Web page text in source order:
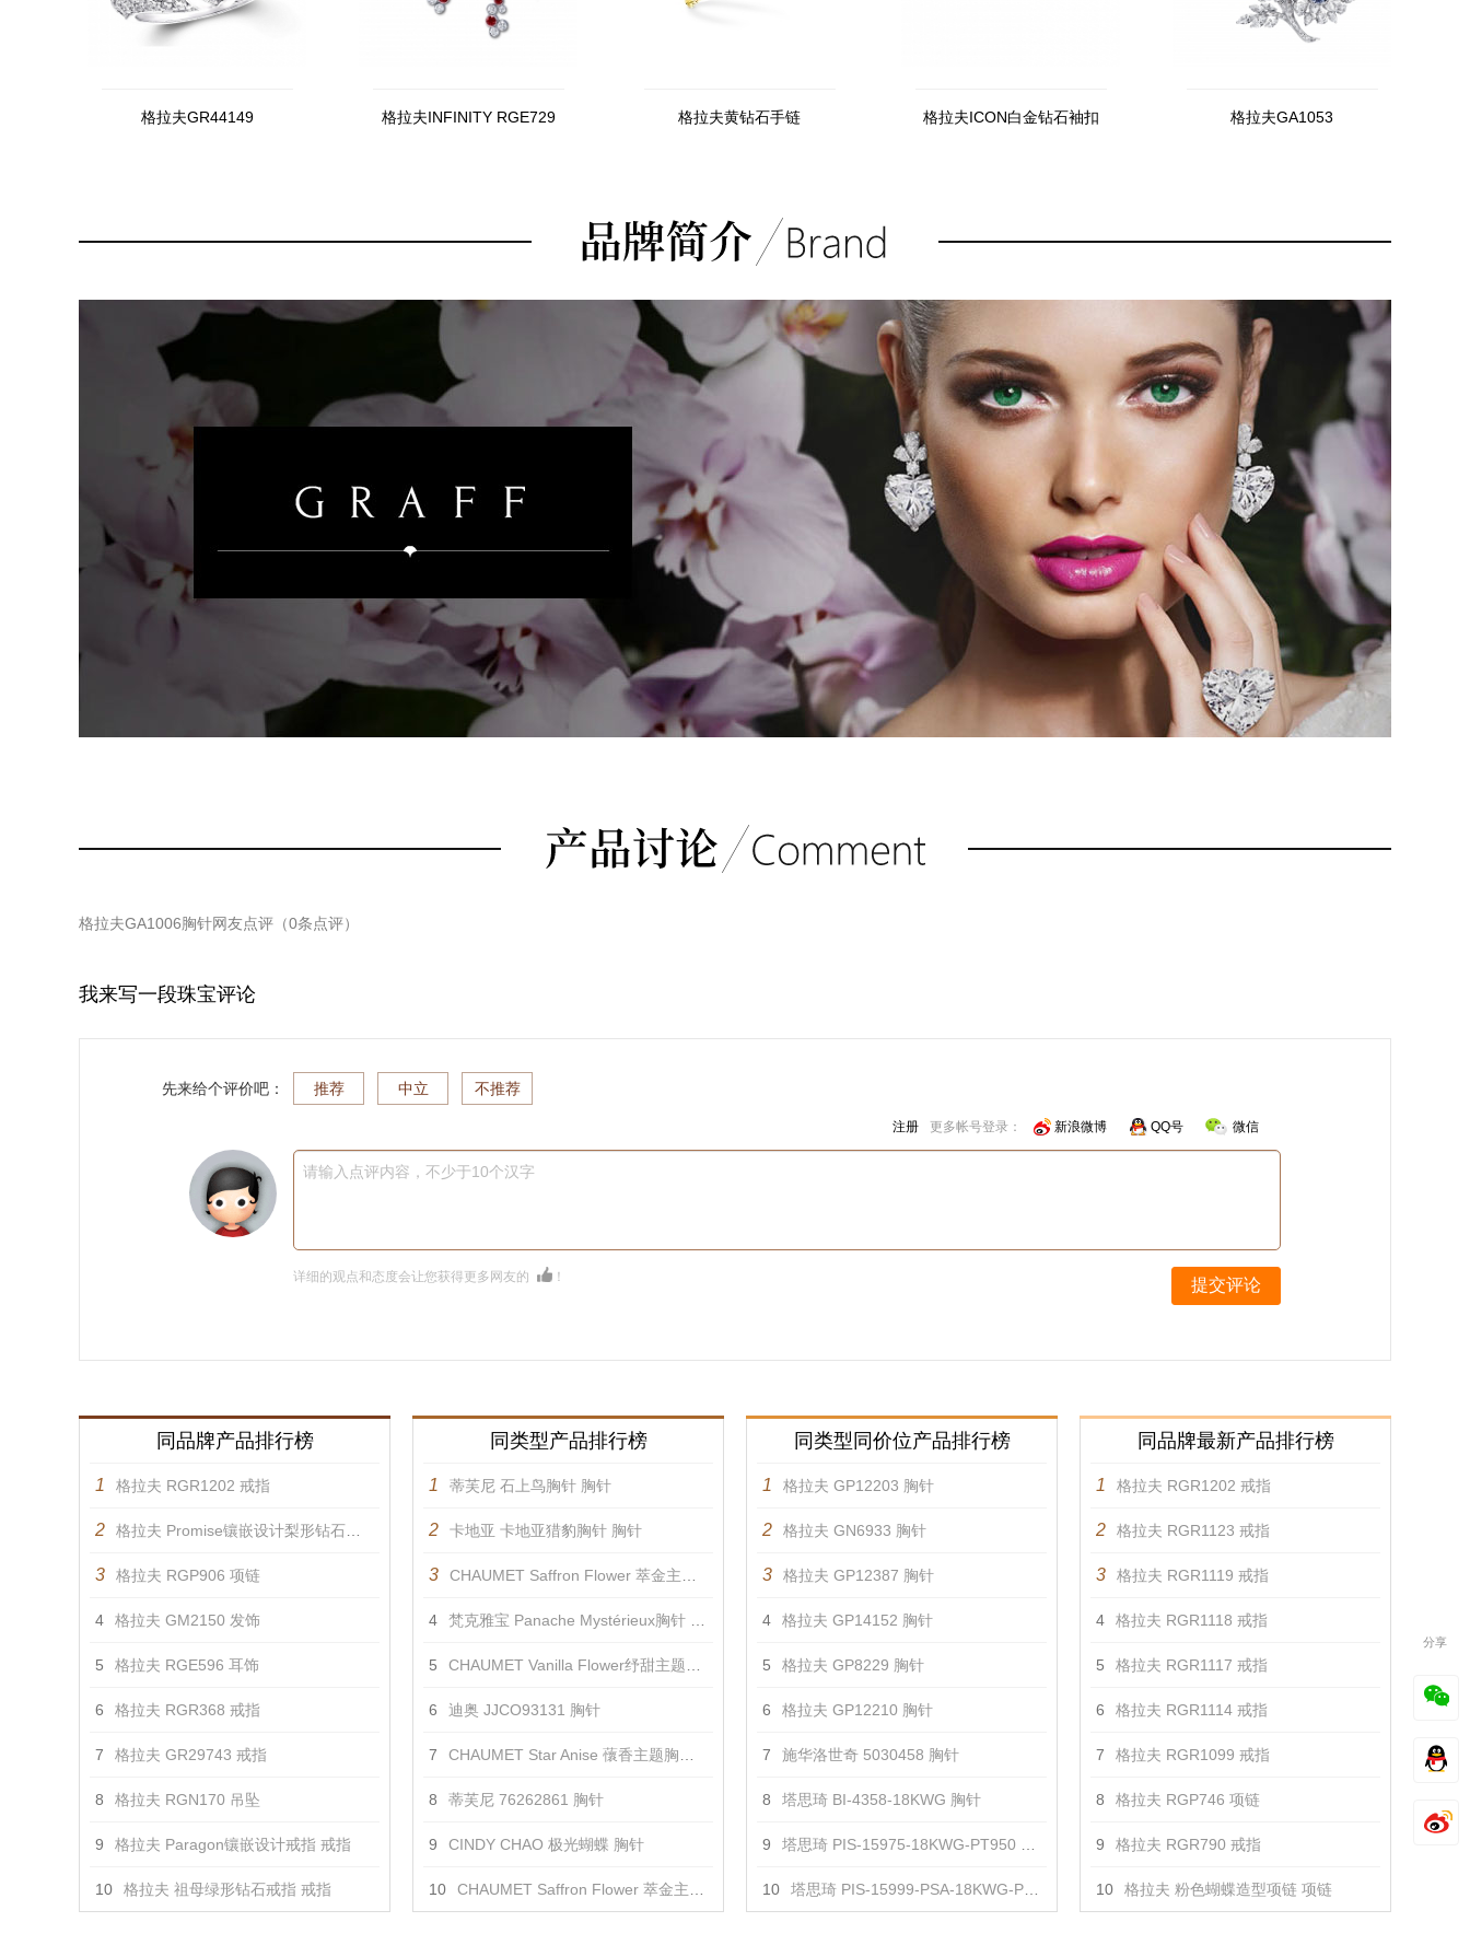
格拉夫GR44149 格拉夫INFINITY RGE729 格拉夫黄钻石手链 格拉夫ICON白金钻石袖扣 格拉夫GA1053
格拉夫GA1006胸针网友点评（0条点评）
我来写一段珠宝评论
先来给个评价吧： 推荐 中立 不推荐
注册 更多帐号登录： 新浪微博 QQ号 微信
请输入点评内容，不少于10个汉字
详细的观点和态度会让您获得更多网友的 ！ 提交评论
同品牌产品排行榜
1 格拉夫 RGR1202 戒指
2 格拉夫 Promise镶嵌设计梨形钻石戒指 戒指
3 格拉夫 RGP906 项链
4 格拉夫 GM2150 发饰
5 格拉夫 RGE596 耳饰
6 格拉夫 RGR368 戒指
7 格拉夫 GR29743 戒指
8 格拉夫 RGN170 吊坠
9 格拉夫 Paragon镶嵌设计戒指 戒指
10 格拉夫 祖母绿形钻石戒指 戒指
同类型产品排行榜
1 蒂芙尼 石上鸟胸针 胸针
2 卡地亚 卡地亚猎豹胸针 胸针
3 CHAUMET Saffron Flower 萃金主题胸针2 胸针
4 梵克雅宝 Panache Mystérieux胸针 胸针
5 CHAUMET Vanilla Flower纾甜主题胸针 胸针
6 迪奥 JJCO93131 胸针
7 CHAUMET Star Anise 蘹香主题胸针 胸针
8 蒂芙尼 76262861 胸针
9 CINDY CHAO 极光蝴蝶 胸针
10 CHAUMET Saffron Flower 萃金主题胸针 胸针
同类型同价位产品排行榜
1 格拉夫 GP12203 胸针
2 格拉夫 GN6933 胸针
3 格拉夫 GP12387 胸针
4 格拉夫 GP14152 胸针
5 格拉夫 GP8229 胸针
6 格拉夫 GP12210 胸针
7 施华洛世奇 5030458 胸针
8 塔思琦 BI-4358-18KWG 胸针
9 塔思琦 PIS-15975-18KWG-PT950 胸针
10 塔思琦 PIS-15999-PSA-18KWG-PT950 胸针
同品牌最新产品排行榜
1 格拉夫 RGR1202 戒指
2 格拉夫 RGR1123 戒指
3 格拉夫 RGR1119 戒指
4 格拉夫 RGR1118 戒指
5 格拉夫 RGR1117 戒指
6 格拉夫 RGR1114 戒指
7 格拉夫 RGR1099 戒指
8 格拉夫 RGP746 项链
9 格拉夫 RGR790 戒指
10 格拉夫 粉色蝴蝶造型项链 项链
分享